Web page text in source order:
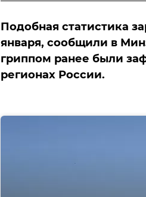
Подобная статистика
января, сообщили в
гриппом ранее были
регионах России.